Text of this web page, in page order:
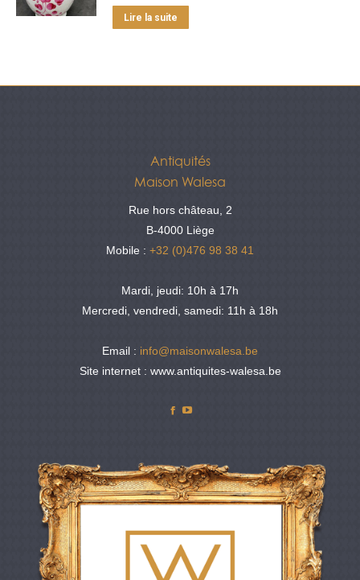
Lire la suite
Antiquités
Maison Walesa
Rue hors château, 2
B-4000 Liège
Mobile : +32 (0)476 98 38 41
Mardi, jeudi: 10h à 17h
Mercredi, vendredi, samedi: 11h à 18h
Email : info@maisonwalesa.be
Site internet : www.antiquites-walesa.be
Facebook